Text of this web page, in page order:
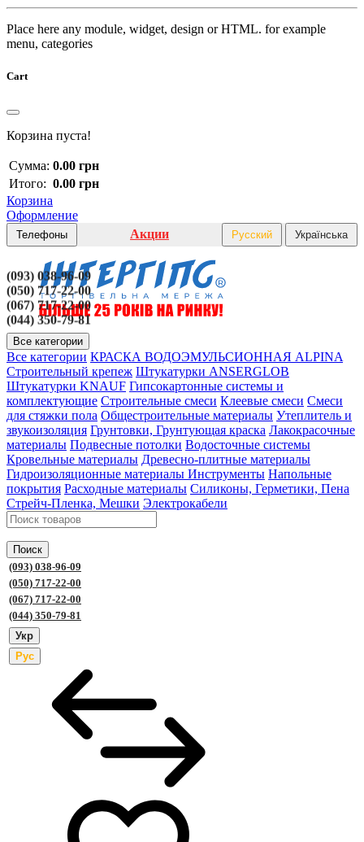
Place here any module, widget, design or HTML. for example
menu, categories
Cart
Корзина пуста!
Сумма: 0.00 грн
Итого: 0.00 грн
Корзина
Оформление
Телефоны
(093) 038-96-09
(050) 717-22-00
(067) 717-22-00
(044) 350-79-81
Акции Русский Українська
Все категории
Все категории КРАСКА ВОДОЭМУЛЬСИОННАЯ ALPINA
Строительный крепеж Штукатурки ANSERGLOB
Штукатурки KNAUF Гипсокартонные системы и
комплектующие Строительные смеси Клеевые смеси Смеси
для стяжки пола Общестроительные материалы Утеплитель и
звукоизоляция Грунтовки, Грунтующая краска Лакокрасочные
материалы Подвесные потолки Водосточные системы
Кровельные материалы Древесно-плитные материалы
Гидроизоляционные материалы Инструменты Напольные
покрытия Расходные материалы Силиконы, Герметики, Пена
Стрейч-Пленка, Мешки Электрокабели
Поиск
(093) 038-96-09
(050) 717-22-00
(067) 717-22-00
(044) 350-79-81
Укр
Рус